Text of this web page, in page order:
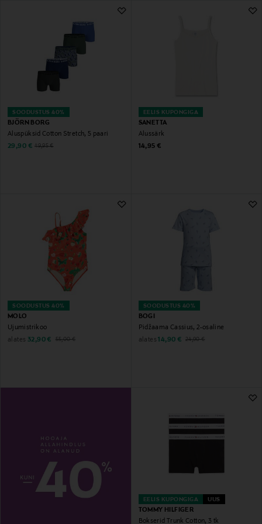
SOODUSTUS 40%
BJÖRN BORG
Aluspüksid Cotton Stretch, 5 paari
Discounted Price
29,90 € Original Price
49,95 €
EELIS KUPONGIGA
SANETTA
Alussärk
Original Price
14,95 €
SOODUSTUS 40%
MOLO
Ujumistrikoo
alates Discounted Price
32,90 € Original Price
55,00 €
SOODUSTUS 40%
BOGI
Pidžaama Cassius, 2-osaline
alates Discounted Price
14,90 € Original Price
24,90 €
EELIS KUPONGIGA UUS
TOMMY HILFIGER
Bokserid Trunk Cotton, 3 tk